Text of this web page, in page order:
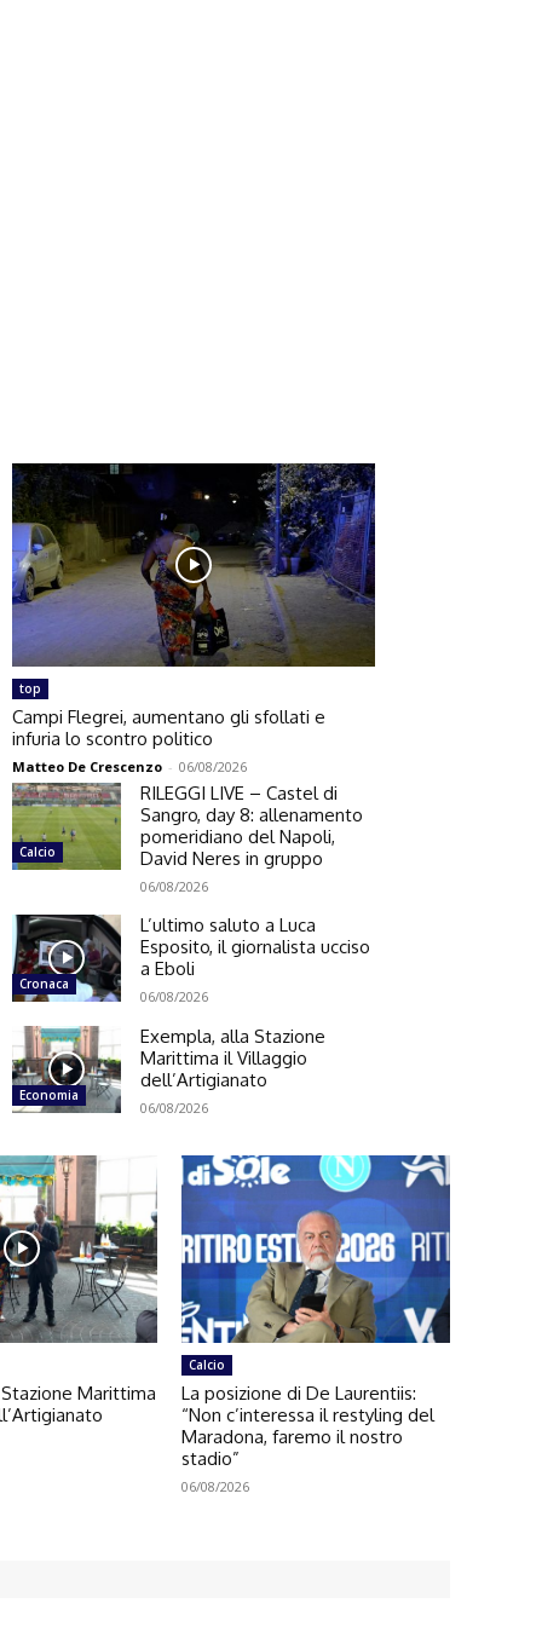
top
Campi Flegrei, aumentano gli sfollati e
infuria lo scontro politico
Matteo De Crescenzo - 06/08/2026
Calcio
RILEGGI LIVE – Castel di
Sangro, day 8: allenamento
pomeridiano del Napoli,
David Neres in gruppo
06/08/2026
Cronaca
L’ultimo saluto a Luca
Esposito, il giornalista ucciso
a Eboli
06/08/2026
Economia
Exempla, alla Stazione
Marittima il Villaggio
dell’Artigianato
06/08/2026
Marittima
Calcio
La posizione di De Laurentiis:
“Non c’interessa il restyling del
Maradona, faremo il nostro
stadio”
06/08/2026